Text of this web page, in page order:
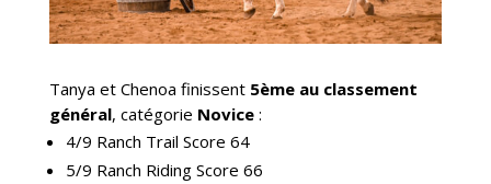
Tanya et Chenoa finissent 5ème au classement
général, catégorie Novice:
4/9 Ranch Trail Score 64
5/9 Ranch Riding Score 66